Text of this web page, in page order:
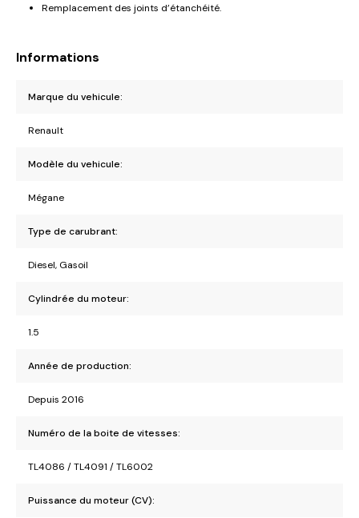
Remplacement des joints d’étanchéité.
Informations
Marque du vehicule:
Renault
Modèle du vehicule:
Mégane
Type de carubrant:
Diesel, Gasoil
Cylindrée du moteur:
1.5
Année de production:
Depuis 2016
Numéro de la boite de vitesses:
TL4086 / TL4091 / TL6002
Puissance du moteur (CV):